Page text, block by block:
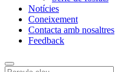
Notícies
Coneixement
Contacta amb nosaltres
Feedback